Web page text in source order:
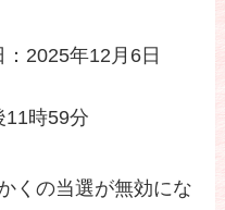
2025年12月6日
11時59分
くの当選が無効にな